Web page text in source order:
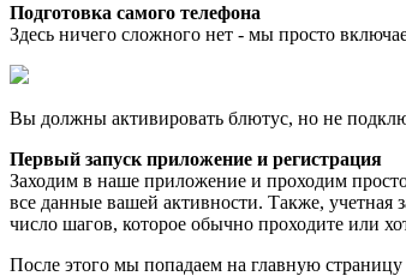
Подготовка самого телефона
Здесь ничего сложного нет - мы просто
Вы должны активировать блютус, но не
Первый запуск приложение и регистрация
Заходим в наше приложение и проходим
все данные вашей активности. Также, учетная
число шагов, которое обычно проходите или
После этого мы попадаем на главную